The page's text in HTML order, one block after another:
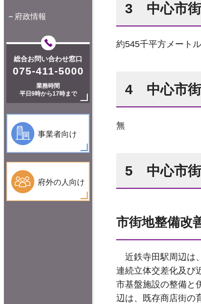
府政情報
総合お問い合わせ窓口
075-411-5000
業務時間
平日9時から17時まで
事業者向け
府外の人向け
3 中心市街
約545千平方メートル
4 中心市街
無
5 中心市街
市街地整備改
近鉄寺田駅周辺は
連続立体交差化及び
市基盤施設の整備と
辺は、既存商店街の